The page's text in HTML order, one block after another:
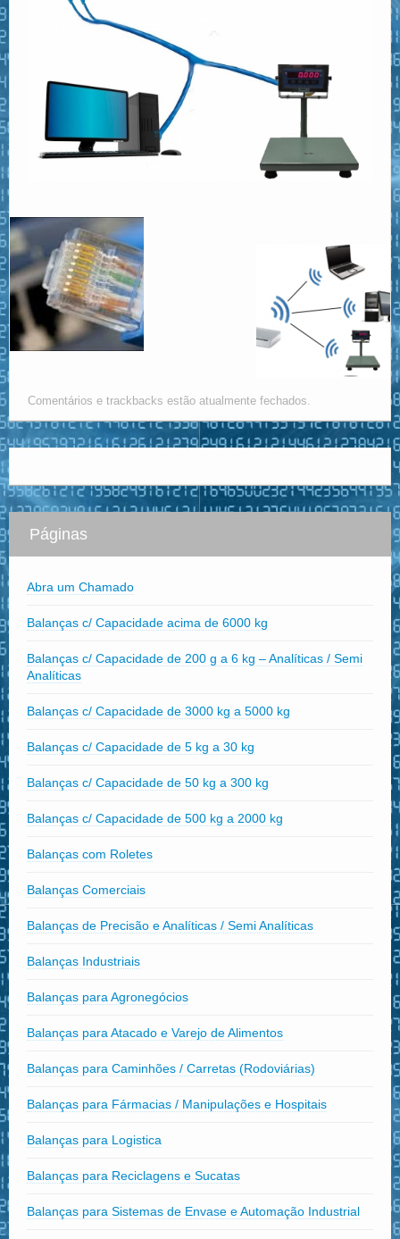
Comentários e trackbacks estão atualmente fechados.
Páginas
Abra um Chamado
Balanças c/ Capacidade acima de 6000 kg
Balanças c/ Capacidade de 200 g a 6 kg – Analíticas / Semi
Analíticas
Balanças c/ Capacidade de 3000 kg a 5000 kg
Balanças c/ Capacidade de 5 kg a 30 kg
Balanças c/ Capacidade de 50 kg a 300 kg
Balanças c/ Capacidade de 500 kg a 2000 kg
Balanças com Roletes
Balanças Comerciais
Balanças de Precisão e Analíticas / Semi Analíticas
Balanças Industriais
Balanças para Agronegócios
Balanças para Atacado e Varejo de Alimentos
Balanças para Caminhões / Carretas (Rodoviárias)
Balanças para Fármacias / Manipulações e Hospitais
Balanças para Logistica
Balanças para Reciclagens e Sucatas
Balanças para Sistemas de Envase e Automação Industrial